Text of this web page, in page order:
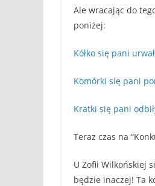
Ale wracając do
poniżej:
Kółko się pani
Komórki się pani
Kratki się pani
Teraz czas na
U Zofii Wilkońskiej
będzie inaczej! Ta